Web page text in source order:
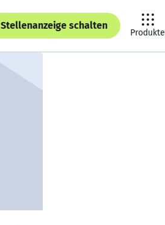
Stellenanzeige schalten
Produkte